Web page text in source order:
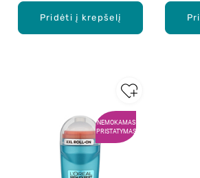
Pridėti į krepšelį
NEMOKAMAS
PRISTATYMAS